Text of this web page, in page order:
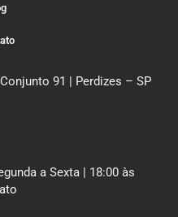
91 | Perdizes – SP
a Sexta | 18:00 às